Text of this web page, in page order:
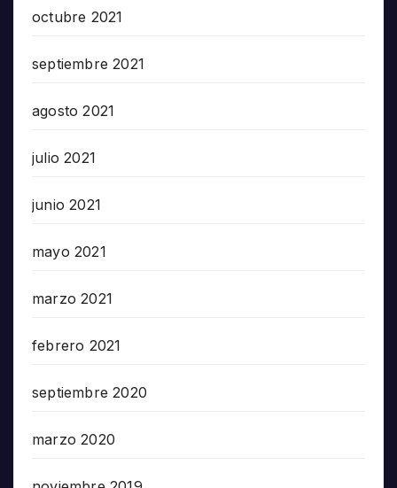
octubre 2021
septiembre 2021
agosto 2021
julio 2021
junio 2021
mayo 2021
marzo 2021
febrero 2021
septiembre 2020
marzo 2020